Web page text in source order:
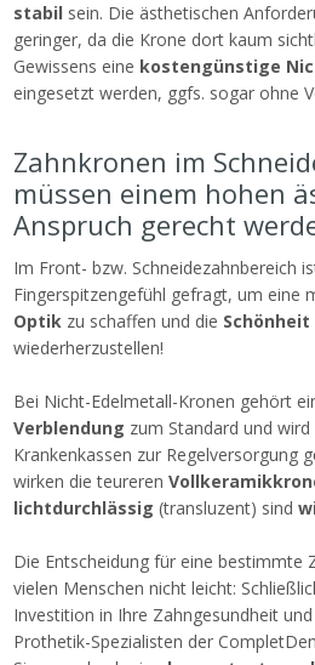
stabil sein. Die ästhetischen
geringer, da die Krone dort kaum
Gewissens eine kostengünstige
eingesetzt werden, ggfs. sogar ohne
Zahnkronen im
müssen einem hohen
Anspruch gerecht
Im Front- bzw. Schneidezahnbereich
Fingerspitzengefühl gefragt, um eine
Optik zu schaffen und die
wiederherzustellen!
Bei Nicht-Edelmetall-Kronen gehört
Verblendung zum Standard und
Krankenkassen zur Regelversorgung
wirken die teureren
lichtdurchlässig (transluzent) sind
Die Entscheidung für eine bestimmte
vielen Menschen nicht leicht:
Investition in Ihre Zahngesundheit
Prothetik-Spezialisten der